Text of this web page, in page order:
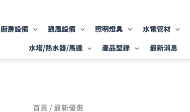
廚房設備 通風設備 照明燈具 水電管材
水塔/熱水器/馬達
產品型錄 最新消息
首頁 / 最新優惠
項
目
排
序